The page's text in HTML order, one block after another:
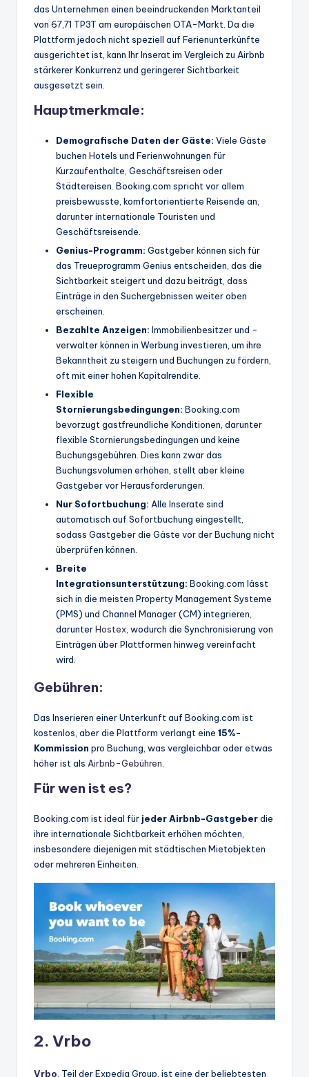
das Unternehmen einen beeindruckenden Marktanteil
von 67,71 TP3T am europäischen OTA-Markt. Da die
Plattform jedoch nicht speziell auf Ferienunterkünfte
ausgerichtet ist, kann Ihr Inserat im Vergleich zu Airbnb
stärkerer Konkurrenz und geringerer Sichtbarkeit
ausgesetzt sein.
Hauptmerkmale:
Demografische Daten der Gäste: Viele Gäste
buchen Hotels und Ferienwohnungen für
Kurzaufenthalte, Geschäftsreisen oder
Städtereisen. Booking.com spricht vor allem
preisbewusste, komfortorientierte Reisende an,
darunter internationale Touristen und
Geschäftsreisende.
Genius-Programm: Gastgeber können sich für
das Treueprogramm Genius entscheiden, das die
Sichtbarkeit steigert und dazu beiträgt, dass
Einträge in den Suchergebnissen weiter oben
erscheinen.
Bezahlte Anzeigen: Immobilienbesitzer und -
verwalter können in Werbung investieren, um ihre
Bekanntheit zu steigern und Buchungen zu fördern,
oft mit einer hohen Kapitalrendite.
Flexible
Stornierungsbedingungen: Booking.com
bevorzugt gastfreundliche Konditionen, darunter
flexible Stornierungsbedingungen und keine
Buchungsgebühren. Dies kann zwar das
Buchungsvolumen erhöhen, stellt aber kleine
Gastgeber vor Herausforderungen.
Nur Sofortbuchung: Alle Inserate sind
automatisch auf Sofortbuchung eingestellt,
sodass Gastgeber die Gäste vor der Buchung nicht
überprüfen können.
Breite
Integrationsunterstützung: Booking.com lässt
sich in die meisten Property Management Systeme
(PMS) und Channel Manager (CM) integrieren,
darunterHostex, wodurch die Synchronisierung von
Einträgen über Plattformen hinweg vereinfacht
wird.
Gebühren:
Das Inserieren einer Unterkunft auf Booking.com ist
kostenlos, aber die Plattform verlangt eine 15%-
Kommission pro Buchung, was vergleichbar oder etwas
höher ist als Airbnb-Gebühren.
Für wen ist es?
Booking.com ist ideal für jeder Airbnb-Gastgeberdie
ihre internationale Sichtbarkeit erhöhen möchten,
insbesondere diejenigen mit städtischen Mietobjekten
oder mehreren Einheiten.
2. Vrbo
Vrbo , Teil der Expedia Group, ist eine der beliebtesten